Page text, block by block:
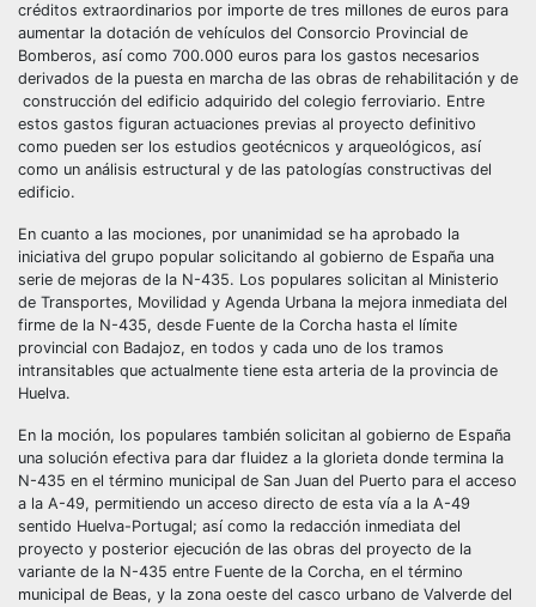
créditos extraordinarios por importe de tres millones de euros para
aumentar la dotación de vehículos del Consorcio Provincial de
Bomberos, así como 700.000 euros para los gastos necesarios
derivados de la puesta en marcha de las obras de rehabilitación y de
construcción del edificio adquirido del colegio ferroviario. Entre
estos gastos figuran actuaciones previas al proyecto definitivo
como pueden ser los estudios geotécnicos y arqueológicos, así
como un análisis estructural y de las patologías constructivas del
edificio.
En cuanto a las mociones, por unanimidad se ha aprobado la
iniciativa del grupo popular solicitando al gobierno de España una
serie de mejoras de la N-435. Los populares solicitan al Ministerio
de Transportes, Movilidad y Agenda Urbana la mejora inmediata del
firme de la N-435, desde Fuente de la Corcha hasta el límite
provincial con Badajoz, en todos y cada uno de los tramos
intransitables que actualmente tiene esta arteria de la provincia de
Huelva.
En la moción, los populares también solicitan al gobierno de España
una solución efectiva para dar fluidez a la glorieta donde termina la
N-435 en el término municipal de San Juan del Puerto para el acceso
a la A-49, permitiendo un acceso directo de esta vía a la A-49
sentido Huelva-Portugal; así como la redacción inmediata del
proyecto y posterior ejecución de las obras del proyecto de la
variante de la N-435 entre Fuente de la Corcha, en el término
municipal de Beas, y la zona oeste del casco urbano de Valverde del